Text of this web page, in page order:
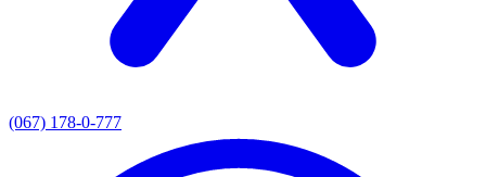
(067) 178-0-777